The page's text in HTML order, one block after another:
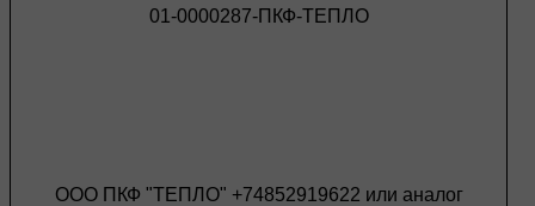
01-0000287-ПКФ-ТЕПЛО
ООО ПКФ "ТЕПЛО" +74852919622 или аналог